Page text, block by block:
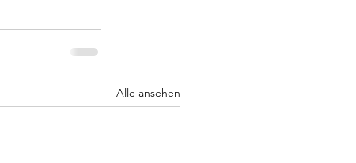
Alle ansehen